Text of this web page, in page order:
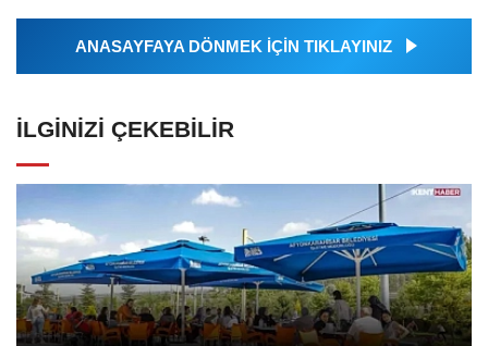
ANASAYFAYA DÖNMEK İÇİN TIKLAYINIZ
İLGINIZI ÇEKEBILIR